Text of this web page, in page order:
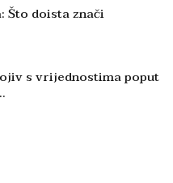
Što doista znači
s vrijednostima poput